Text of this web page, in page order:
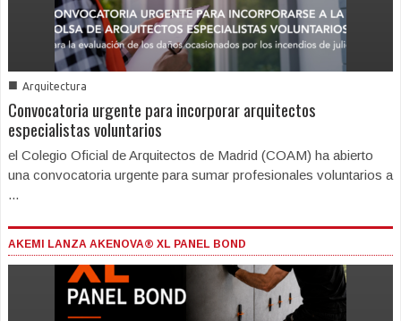
■ Arquitectura
Convocatoria urgente para incorporar arquitectos
especialistas voluntarios
el Colegio Oficial de Arquitectos de Madrid (COAM) ha abierto
una convocatoria urgente para sumar profesionales voluntarios a
...
AKEMI LANZA AKENOVA® XL PANEL BOND